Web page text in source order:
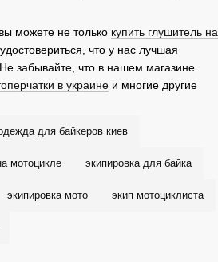
можете не только купить глушитель на
что у нас лучшая
забывайте, что в нашем магазине
в украине и многие другие
для байкеров киев
мотоцикле экипировка для байка
экипировка мото экип мотоциклиста